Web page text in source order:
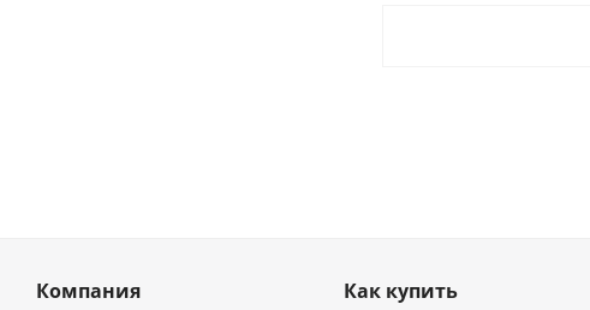
Компания Как купить